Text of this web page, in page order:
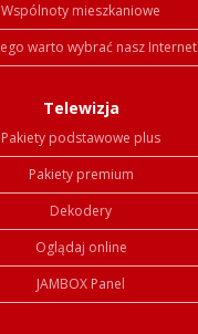
Wspólnoty mieszkaniowe
warto wybrać nasz Internet
Telewizja
Pakiety podstawowe plus
Pakiety premium
Dekodery
Oglądaj online
JAMBOX Panel